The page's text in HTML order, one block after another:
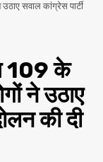
सवाल कांग्रेस पार्टी
109 के
ने उठाए
की दी